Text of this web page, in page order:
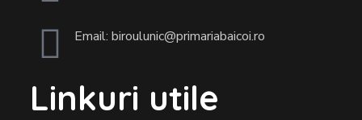
Email: biroulunic@primariabaicoi.ro
Linkuri utile